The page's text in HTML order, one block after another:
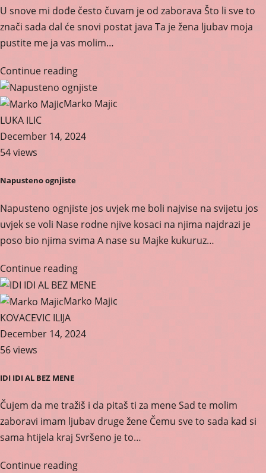
U snove mi dođe često čuvam je od zaborava Što li sve to
znači sada dal će snovi postat java Ta je žena ljubav moja
pustite me ja vas molim…
Continue reading
Marko Majic
LUKA ILIC
December 14, 2024
54 views
Napusteno ognjiste
Napusteno ognjiste jos uvjek me boli najvise na svijetu jos
uvjek se voli Nase rodne njive kosaci na njima najdrazi je
poso bio njima svima A nase su Majke kukuruz…
Continue reading
Marko Majic
KOVACEVIC ILIJA
December 14, 2024
56 views
IDI IDI AL BEZ MENE
Čujem da me tražiš i da pitaš ti za mene Sad te molim
zaboravi imam ljubav druge žene Čemu sve to sada kad si
sama htijela kraj Svršeno je to…
Continue reading